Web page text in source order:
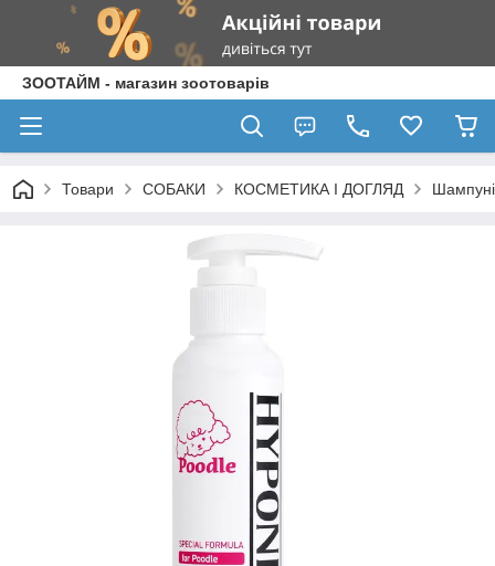
ЗООТАЙМ - магазин зоотоварів
Товари СОБАКИ КОСМЕТИКА І ДОГЛЯД Шампуні